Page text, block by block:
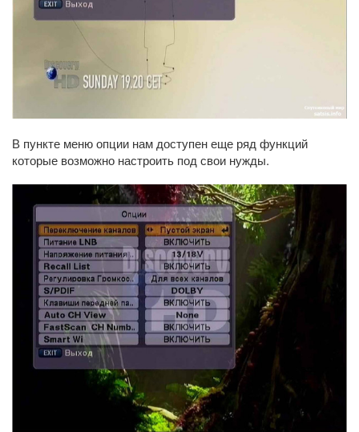
В пункте меню опции нам доступен еще ряд функций
которые возможно настроить под свои нужды.